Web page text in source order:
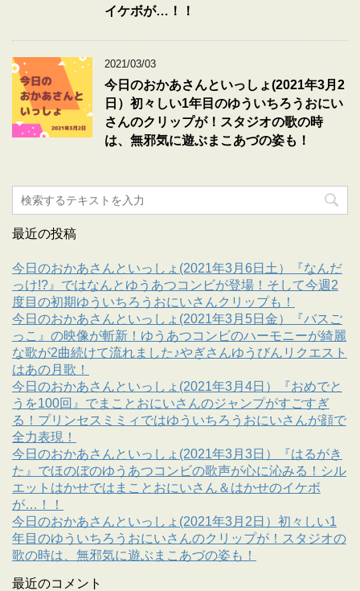
イケボが…！！
2021/03/03
今日のおかあさんといっしょ(2021年3月2
日）初々しい1年目のゆういちろうおにい
さんのクリップが！スタジオの歌の時
は、無邪気に遊ぶまこあづの姿も！
最近の投稿
今日のおかあさんといっしょ(2021年3月6日土）『なんだ
っけ!?』ではなんとゆうあつコンビが登場！そして今週2
度目の初期ゆういちろうおにいさんクリップも！
今日のおかあさんといっしょ(2021年3月5日金）『バスご
っこ』の映像が斬新！ゆうあつコンビのハーモニーが綺麗
な歌が2曲続けて流れました♪やぎさんゆうびんリクエスト
はあの月歌！
今日のおかあさんといっしょ(2021年3月4日）『おめでと
うを100回』でまことおにいさんのジャンプがすごすぎ
る！プリンセスミミィではゆういちろうおにいさんが顔で
全力表現！
今日のおかあさんといっしょ(2021年3月3日）『はるがき
た』でほのぼのゆうあつコンビの歌声が心に沁みる！シル
エットはかせではまことおにいさん＆はかせのイケボ
が…！！
今日のおかあさんといっしょ(2021年3月2日）初々しい1
年目のゆういちろうおにいさんのクリップが！スタジオの
歌の時は、無邪気に遊ぶまこあづの姿も！
最近のコメント